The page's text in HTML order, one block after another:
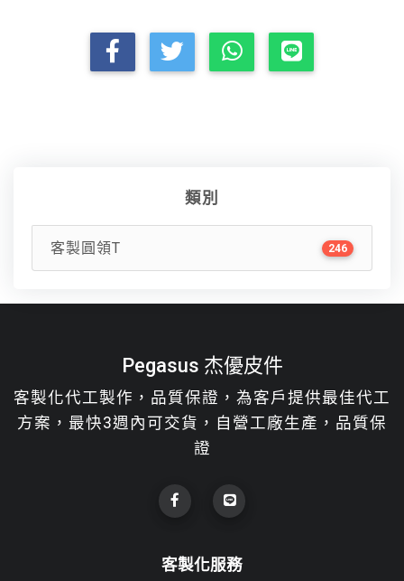
類別
客製圓領T 246
Pegasus 杰優皮件
客製化代工製作，品質保證，為客戶提供最佳代工
方案，最快3週內可交貨，自營工廠生產，品質保
證
客製化服務